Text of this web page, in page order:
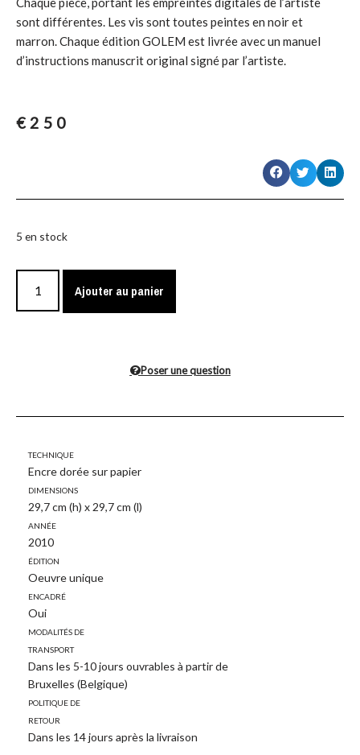
sont différentes. Les vis sont toutes peintes en noir et
marron. Chaque édition GOLEM est livrée avec un manuel
d’instructions manuscrit original signé par l’artiste.
€250
5 en stock
Ajouter au panier
Poser une question
Technique
Encre dorée sur papier
Dimensions
29,7 cm (h) x 29,7 cm (l)
Année
2010
Édition
Oeuvre unique
Encadré
Oui
Modalités de
transport
Dans les 5-10 jours ouvrables à partir de
Bruxelles (Belgique)
Politique de
retour
Dans les 14 jours après la livraison